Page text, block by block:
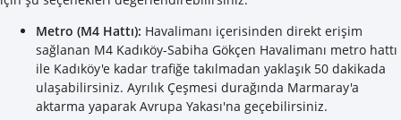
Metro (M4 Hattı): Havalimanı içerisinden direkt erişim
sağlanan M4 Kadıköy-Sabiha Gökçen Havalimanı metro hattı
ile Kadıköy'e kadar trafiğe takılmadan yaklaşık 50 dakikada
ulaşabilirsiniz. Ayrılık Çeşmesi durağında Marmaray'a
aktarma yaparak Avrupa Yakası'na geçebilirsiniz.